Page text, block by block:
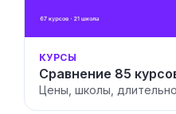
КУРСЫ
Сравнение 85
Цены, школы,